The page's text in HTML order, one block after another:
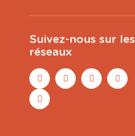
Suivez-nous sur les
réseaux